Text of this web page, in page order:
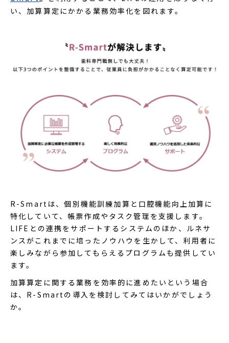
い、加算算定にかかる業務効率化を図れます。
R-Smartは、個別機能訓練加算と口腔機能向上加算に
特化していて、帳票作成やタスク管理を支援します。
LIFEとの連携をサポートするシステムのほか、ルネサ
ンスがこれまでに培ったノウハウを生かして、利用者に
楽しみながら参加してもらえるプログラムも提供してい
ます。
加算算定に関する業務を効率的に進めたいという場合
は、R-Smartの導入を検討してみてはいかがでしょう
か。